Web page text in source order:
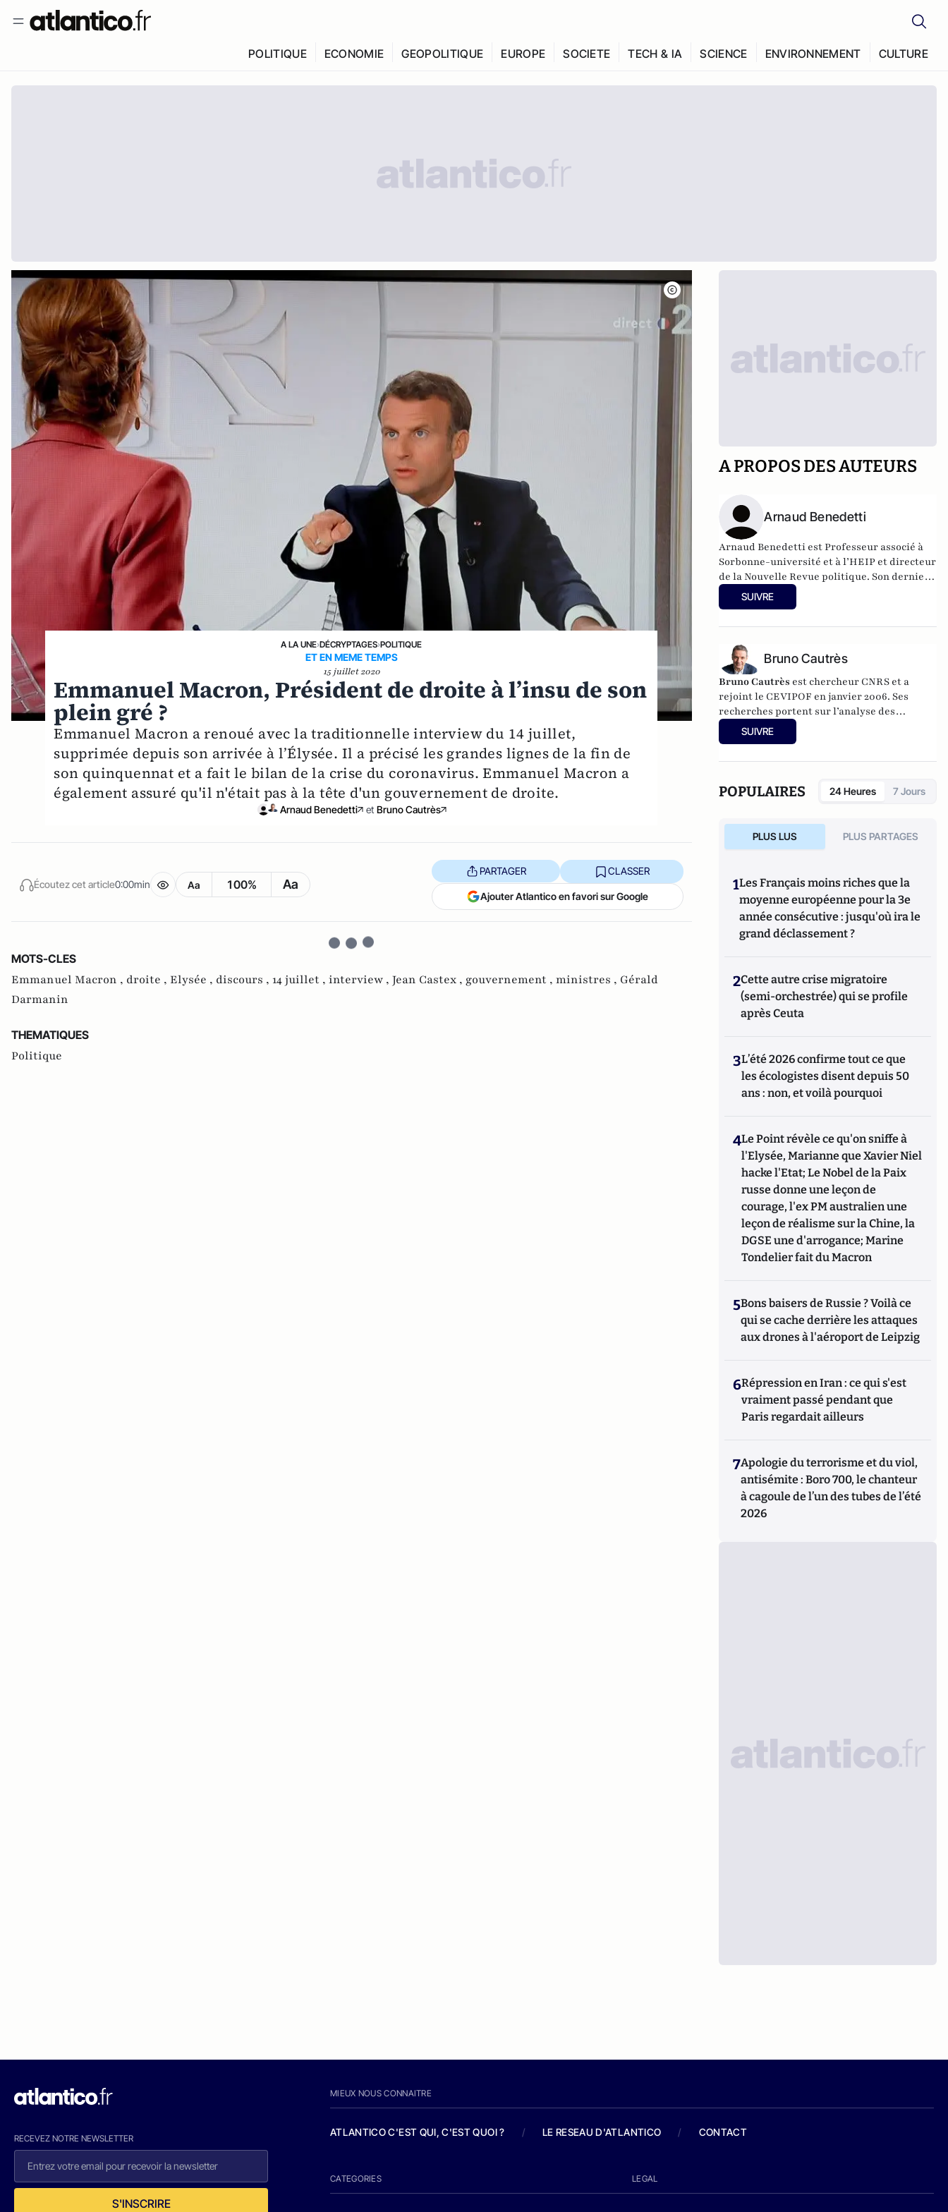
POLITIQUE ECONOMIE GEOPOLITIQUE EUROPE SOCIETE TECH & IA SCIENCE ENVIRONNEMENT CULTURE
A LA UNE›DÉCRYPTAGES›POLITIQUE
ET EN MEME TEMPS
15 juillet 2020
Emmanuel Macron, Président de droite à l’insu de son
plein gré ?
Emmanuel Macron a renoué avec la traditionnelle interview du 14 juillet,
supprimée depuis son arrivée à l’Élysée. Il a précisé les grandes lignes de la fin de
son quinquennat et a fait le bilan de la crise du coronavirus. Emmanuel Macron a
également assuré qu'il n'était pas à la tête d'un gouvernement de droite.
Arnaud Benedetti et Bruno Cautrès
Écoutez cet article0:00min Aa 100% Aa
PARTAGER CLASSER
Ajouter Atlantico en favori sur Google
MOTS-CLES
Emmanuel Macron , droite , Elysée , discours , 14 juillet , interview , Jean Castex , gouvernement , ministres , Gérald
Darmanin
THEMATIQUES
Politique
A PROPOS DES AUTEURS
Arnaud Benedetti
Arnaud Benedetti est Professeur associé à
Sorbonne-université et à l’HEIP et directeur
de la Nouvelle Revue politique.Son dernier
ouvrage, "Comment sont morts les
politiques ? Le grand malaise du pouvoir",
SUIVRE
Bruno Cautrès
Bruno Cautrès est chercheur CNRS et a
rejoint le CEVIPOF en janvier 2006. Ses
recherches portent sur l’analyse des
comportements et des attitudes politiques.
Au cours des années récentes, il a participé à
politique, le vote et les élections. Il a
développé d’autres directions de recherche
politiques liés à l’Europe et à l’intégration
européenne dans les électorats et les
(toujours) l'Europe ?(éditions de La
Documentation Française, 2014) etHistoire
d’une révolution électorale (2015-2018)avec
Anne Muxel (Classiques Garnier, 2019).
SUIVRE
POPULAIRES 24 Heures 7 Jours
PLUS LUS PLUS PARTAGES
1Les Français moins riches que la
moyenne européenne pour la 3e
année consécutive : jusqu'où ira le
grand déclassement ?
2Cette autre crise migratoire
(semi-orchestrée) qui se profile
après Ceuta
3L’été 2026 confirme tout ce que
les écologistes disent depuis 50
ans : non, et voilà pourquoi
4Le Point révèle ce qu'on sniffe à
l'Elysée, Marianne que Xavier Niel
hacke l'Etat; Le Nobel de la Paix
russe donne une leçon de
courage, l'ex PM australien une
leçon de réalisme sur la Chine, la
DGSE une d'arrogance; Marine
Tondelier fait du Macron
5Bons baisers de Russie ? Voilà ce
qui se cache derrière les attaques
aux drones à l'aéroport de Leipzig
6Répression en Iran : ce qui s'est
vraiment passé pendant que
Paris regardait ailleurs
7Apologie du terrorisme et du viol,
antisémite : Boro 700, le chanteur
à cagoule de l’un des tubes de l’été
2026
RECEVEZ NOTRE NEWSLETTER
S'INSCRIRE
MIEUX NOUS CONNAITRE
ATLANTICO C'EST QUI, C'EST QUOI ? / LE RESEAU D'ATLANTICO / CONTACT
CATEGORIES LEGAL